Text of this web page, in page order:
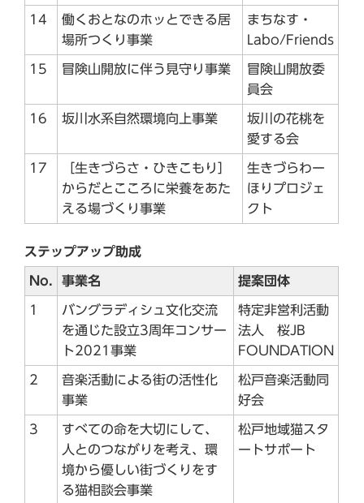
14
働くおとなのホッとできる居
場所つくり事業
まちなす・
Labo/Friends
15 冒険山開放に伴う見守り事業
冒険山開放委
員会
16 坂川水系自然環境向上事業
坂川の花桃を
愛する会
17
［生きづらさ・ひきこもり］
からだとこころに栄養をあた
える場づくり事業
生きづらわー
ほりプロジェ
クト
ステップアップ助成
No. 事業名 提案団体
1
バングラディシュ文化交流
を通じた設立3周年コンサー
ト2021事業
特定非営利活動
法人 桜JB
FOUNDATION
2
音楽活動による街の活性化
事業
松戸音楽活動同
好会
3
すべての命を大切にして、
人とのつながりを考え、環
境から優しい街づくりをす
る猫相談会事業
松戸地域猫スタ
ートサポート